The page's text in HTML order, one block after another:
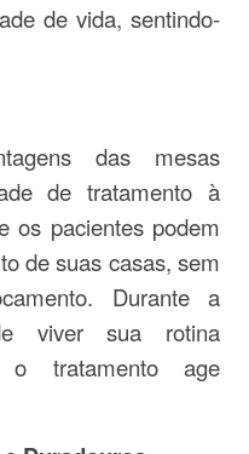
de vida, sentindo-
das mesas
de tratamento à
os pacientes podem
de suas casas, sem
Durante a
viver sua rotina
o tratamento age